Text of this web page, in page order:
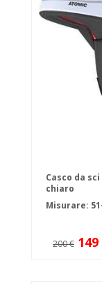
Casco da
chiaro
Misurare:
200 €